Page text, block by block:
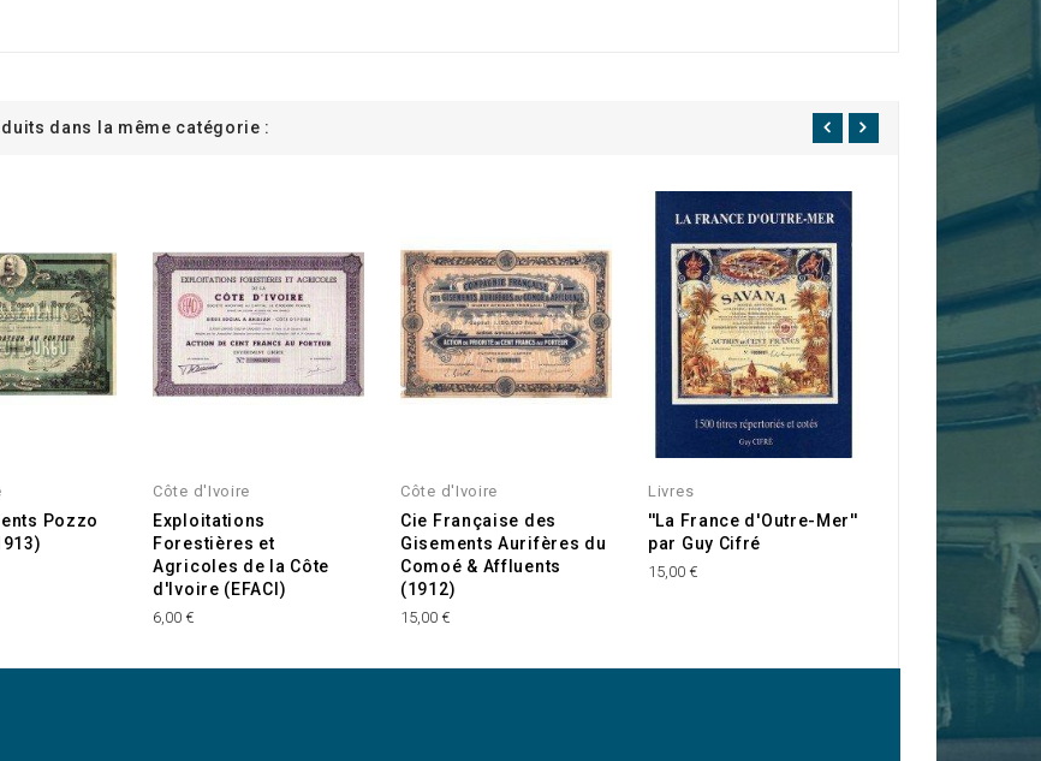
dans la même catégorie :
Pozzo
Côte d'Ivoire
Exploitations
Forestières et
Agricoles de la Côte
d'Ivoire (EFACI)
6,00 €
Côte d'Ivoire
Cie Française des
Gisements Aurifères du
Comoé & Affluents
(1912)
15,00 €
Livres
''La France d'Outre-Mer''
par Guy Cifré
15,00 €
Plantations &
de Bingerville